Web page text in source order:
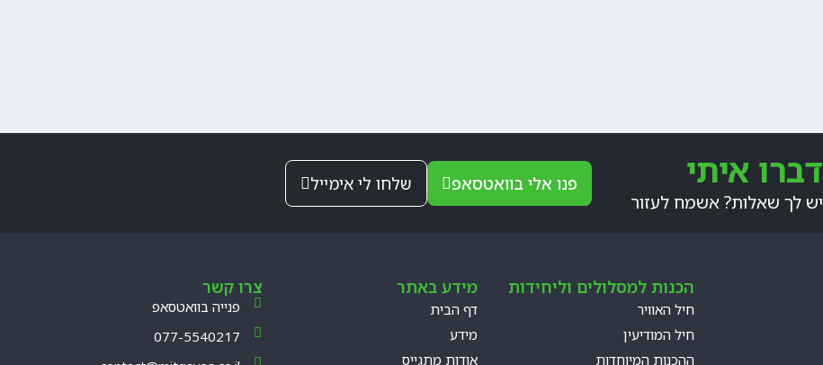
דברו איתי
יש לך שאלות? אשמח לעזור
פנו אלי בוואטסאפ שלחו לי אימייל
הכנות למסלולים וליחידות
חיל האוויר
חיל המודיעין
ההכנות המיוחדות
מידע באתר
דף הבית
מידע
אודות מתגייס
צרו קשר
פנייה בוואטסאפ
077-5540217